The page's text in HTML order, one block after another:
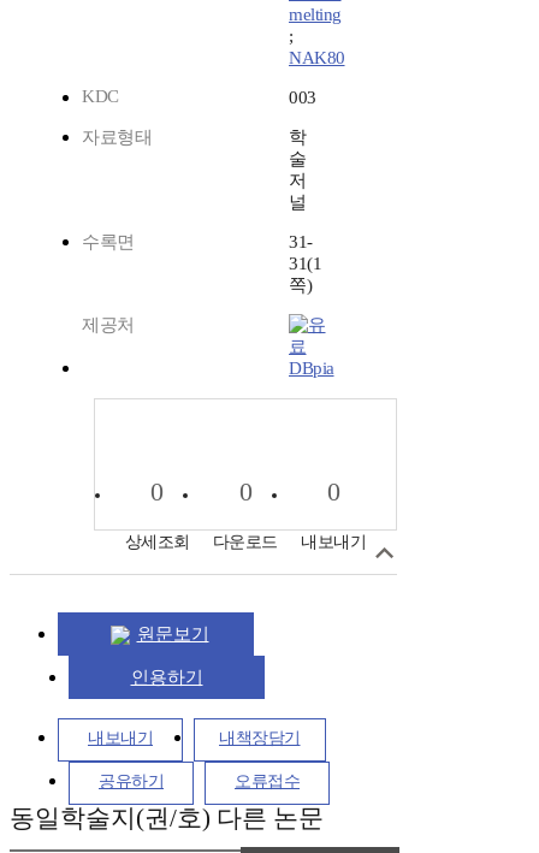
melting
;
NAK80
KDC
003
자료형태
학
술
저
널
수록면
31-
31(1
쪽)
제공처
DBpia
0
상세조회
0
다운로드
0
내보내기
원문보기
인용하기
내보내기 내책장담기
공유하기 오류접수
동일학술지(권/호) 다른 논문